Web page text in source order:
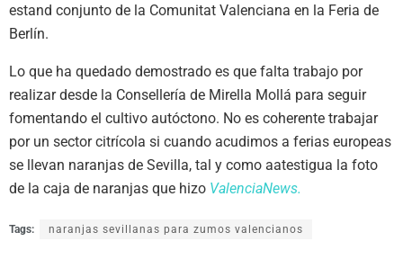
estand conjunto de la Comunitat Valenciana en la Feria de
Berlín.
Lo que ha quedado demostrado es que falta trabajo por
realizar desde la Consellería de Mirella Mollá para seguir
fomentando el cultivo autóctono. No es coherente trabajar
por un sector citrícola si cuando acudimos a ferias europeas
se llevan naranjas de Sevilla, tal y como aatestigua la foto
de la caja de naranjas que hizo ValenciaNews.
Tags: naranjas sevillanas para zumos valencianos